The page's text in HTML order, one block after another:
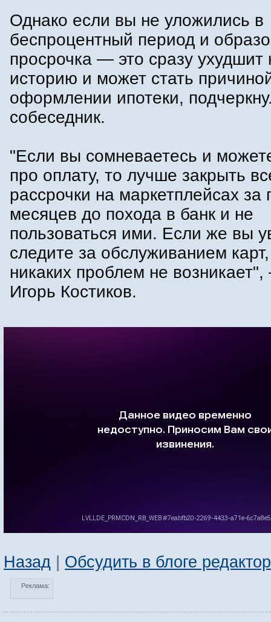
Однако если вы не уложились в
беспроцентный период и
просрочка — это сразу ухудшит
историю и может стать
оформлении ипотеки,
собеседник.
"Если вы сомневаетесь и
про оплату, то лучше закрыть
рассрочки на маркетплейсах за
месяцев до похода в банк и не
пользоваться ими. Если же вы
следите за обслуживанием
никаких проблем не возникает",
Игорь Костиков.
Назад | Обсудить в блоге
Реклама: